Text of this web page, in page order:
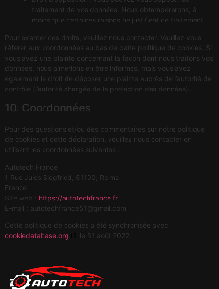
traitement de vos données. Nous obtempérerons, à
moins que certaines raisons ne justifient ce traitement.
Pour exercer ces droits, veuillez nous contacter. Veuillez vous
référer aux coordonnées au bas de cette politique de cookies. Si
vous avez une plainte concernant la façon dont nous traitons vos
données, nous aimerions en être informés, mais vous avez
également le droit de déposer une plainte auprès de l’autorité de
contrôle (l’autorité chargée de la protection des données).
10. Coordonnées
Pour des questions et/ou des commentaires sur notre politique
de cookies et cette déclaration, veuillez nous contacter en
utilisant les coordonnées suivantes :
Autotech France
1 Rue Jules Siegfried, 51100, Reims
France
Site web : https://autotechfrance.fr
E-mail : autotechfrance51@gmail.com
Cette politique de cookies a été synchronisée avec
cookiedatabase.org
le 31 août 2022.